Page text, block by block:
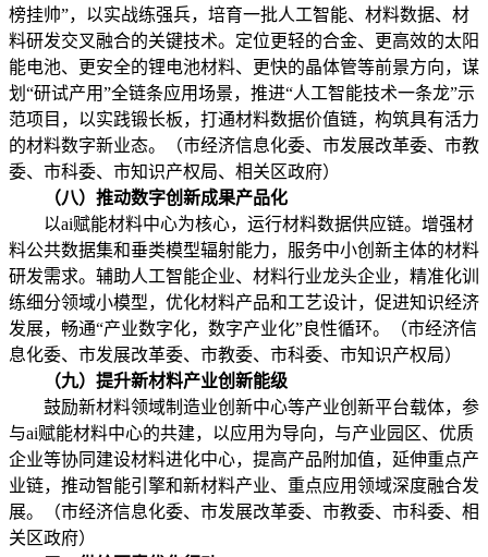
榜挂帅”，以实战练强兵，培育一批人工智能、材料数据、材
料研发交叉融合的关键技术。定位更轻的合金、更高效的太阳
能电池、更安全的锂电池材料、更快的晶体管等前景方向，谋
划“研试产用”全链条应用场景，推进“人工智能技术一条龙”示
范项目，以实践锻长板，打通材料数据价值链，构筑具有活力
的材料数字新业态。（市经济信息化委、市发展改革委、市教
委、市科委、市知识产权局、相关区政府）
（八）推动数字创新成果产品化
以ai赋能材料中心为核心，运行材料数据供应链。增强材
料公共数据集和垂类模型辐射能力，服务中小创新主体的材料
研发需求。辅助人工智能企业、材料行业龙头企业，精准化训
练细分领域小模型，优化材料产品和工艺设计，促进知识经济
发展，畅通“产业数字化，数字产业化”良性循环。（市经济信
息化委、市发展改革委、市教委、市科委、市知识产权局）
（九）提升新材料产业创新能级
鼓励新材料领域制造业创新中心等产业创新平台载体，参
与ai赋能材料中心的共建，以应用为导向，与产业园区、优质
企业等协同建设材料进化中心，提高产品附加值，延伸重点产
业链，推动智能引擎和新材料产业、重点应用领域深度融合发
展。（市经济信息化委、市发展改革委、市教委、市科委、相
关区政府）